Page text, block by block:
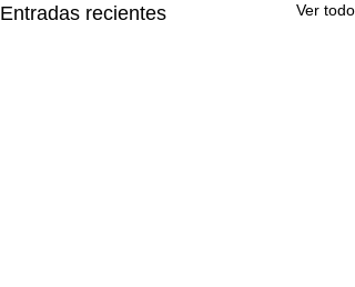
Entradas recientes Ver todo